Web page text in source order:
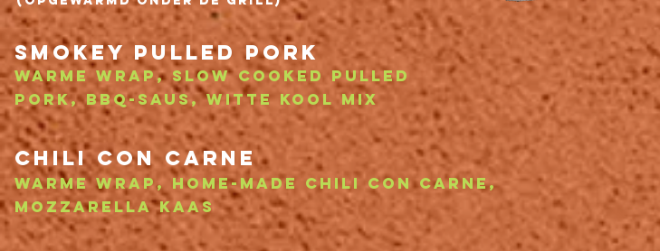
smokey pulled Pork
Warme wrap, Slow cooked pulled
pork, BBQ-saus, Witte kool mix
chili con carne
warme wrap, home-made chili con carne,
mozzarella kaas